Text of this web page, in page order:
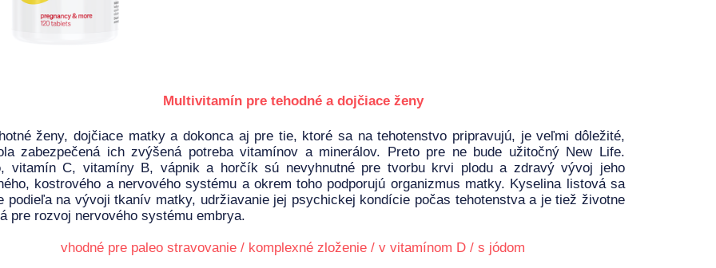
Multivitamín pre tehodné a dojčiace ženy
ženy, dojčiace matky a dokonca aj pre tie, ktoré sa na tehotenstvo pripravujú, je veľmi dôležité,
zabezpečená ich zvýšená potreba vitamínov a minerálov. Preto pre ne bude užitočný New Life.
vitamín C, vitamíny B, vápnik a horčík sú nevyhnutné pre tvorbu krvi plodu a zdravý vývoj jeho
kostrového a nervového systému a okrem toho podporujú organizmus matky. Kyselina listová sa
podieľa na vývoji tkanív matky, udržiavanie jej psychickej kondície počas tehotenstva a je tiež životne
pre rozvoj nervového systému embrya.
vhodné pre paleo stravovanie / komplexné zloženie / v vitamínom D / s jódom